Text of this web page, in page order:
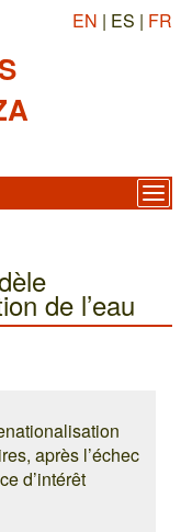
EN | ES | FR
de l’eau
après l’échec
d’intérêt